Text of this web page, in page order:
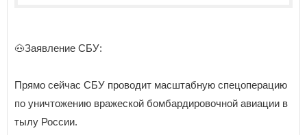
🐽Заявление СБУ:
Прямо сейчас СБУ проводит масштабную спецоперацию
по уничтожению вражеской бомбардировочной авиации в
тылу России.